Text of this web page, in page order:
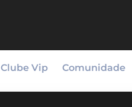
Clube Vip Comunidade